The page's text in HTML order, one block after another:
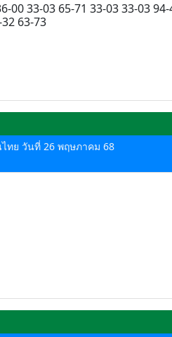
00 33-03 65-71 33-03 33-03
63-73
ทย วันที่ 26 พฤษภาคม 68